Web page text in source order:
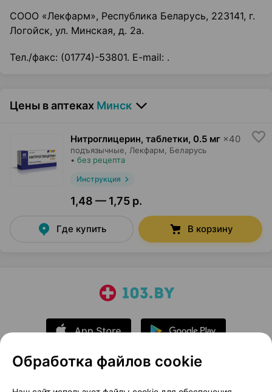
СООО «Лекфарм», Республика Беларусь, 223141, г.
Логойск, ул. Минская, д. 2а.
Тел./факс: (01774)-53801. E-mail: .
Цены в аптеках Минск
Нитроглицерин, таблетки, 0.5 мг ×40
подъязычные, Лекфарм, Беларусь
• без рецепта
Инструкция
1,48 — 1,75 р.
Где купить В корзину
Обработка файлов cookie